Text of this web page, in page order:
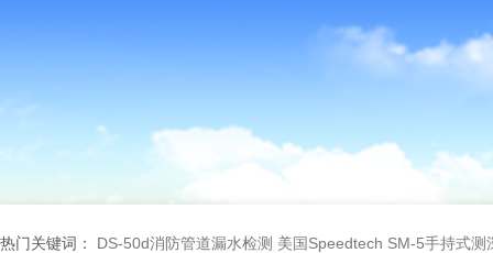
热门关键词： DS-50d消防管道漏水检测 美国Speedtech SM-5手持式测